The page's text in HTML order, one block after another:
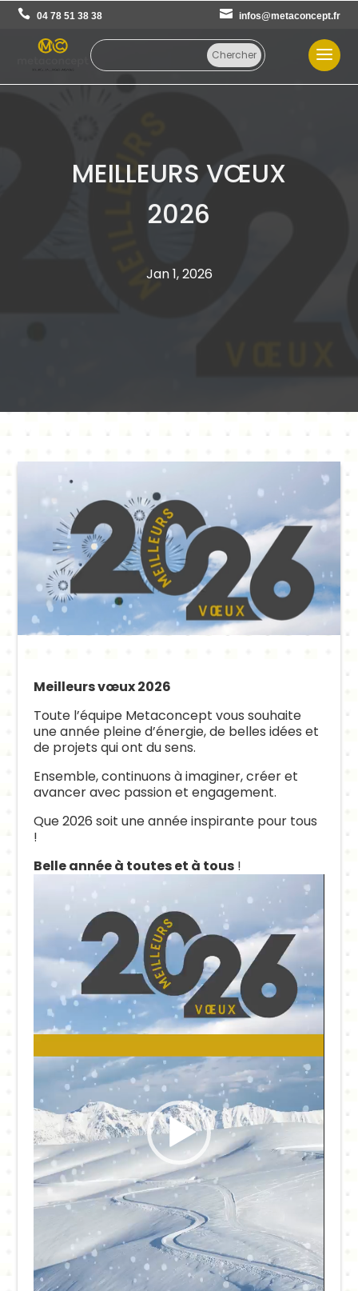
04 78 51 38 38 infos@metaconcept.fr
MEILLEURS VŒUX
2026
Jan 1, 2026
Meilleurs vœux 2026
Toute l’équipe Metaconcept vous souhaite
une année pleine d’énergie, de belles idées et
de projets qui ont du sens.
Ensemble, continuons à imaginer, créer et
avancer avec passion et engagement.
Que 2026 soit une année inspirante pour tous
!
Belle année à toutes et à tous !